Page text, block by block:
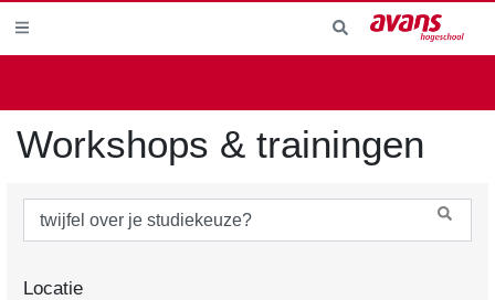
Workshops & trainingen
Locatie